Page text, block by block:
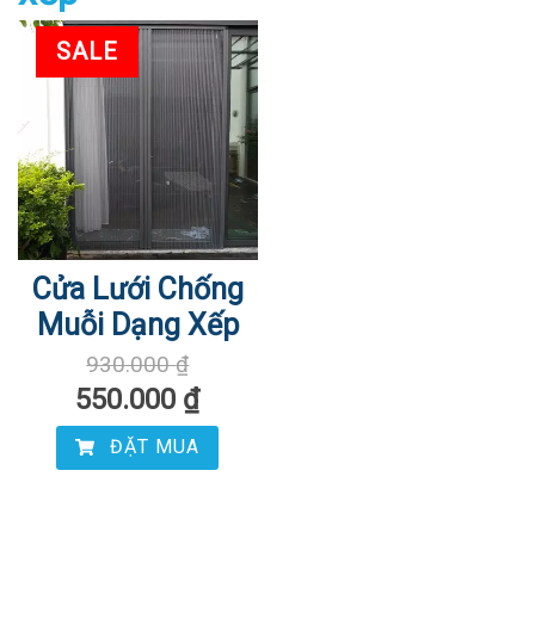
SALE
Cửa Lưới Chống
Muỗi Dạng Xếp
930.000₫
550.000 ₫
ĐẶT MUA